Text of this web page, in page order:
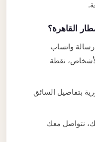
القاهرة؟
واتساب
نقطة
بتفاصيل السائق
نتواصل معك